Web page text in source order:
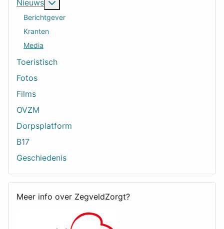
Nieuws
Berichtgever
Kranten
Media
Toeristisch
Fotos
Films
OVZM
Dorpsplatform
B17
Geschiedenis
Meer info over ZegveldZorgt?